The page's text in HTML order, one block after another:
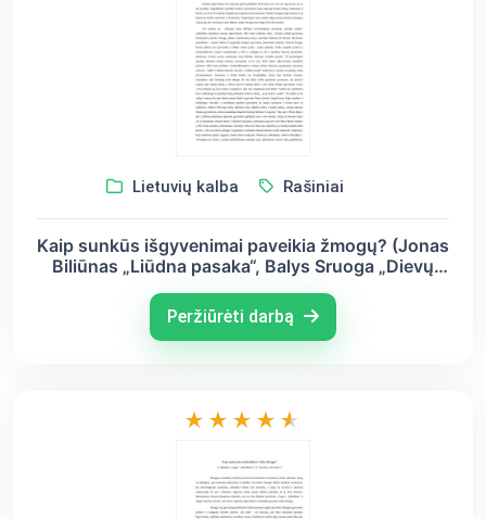
Lietuvių kalba Rašiniai
Kaip sunkūs išgyvenimai paveikia žmogų? (Jonas
Biliūnas „Liūdna pasaka“, Balys Sruoga „Dievų
Peržiūrėti darbą